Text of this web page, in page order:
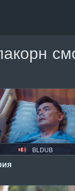
BLDUB